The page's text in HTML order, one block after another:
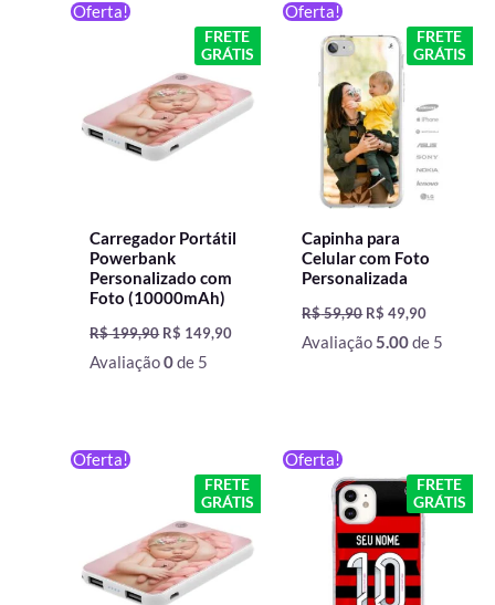
Oferta!
FRETE
GRÁTIS
Carregador Portátil
Powerbank
Personalizado com
Foto (10000mAh)
R$199,90
preço
original
R$ 199,90.
R$ 149,90
preço
atual
é:
Avaliação0de 5
Oferta!
FRETE
GRÁTIS
Capinha para
Celular com Foto
Personalizada
R$59,90
original
era:
R$ 59,90.
R$ 49,90
preço
atual
é:
Avaliação5.00de 5
Oferta!
FRETE
GRÁTIS
preço
original
R$ 199,90.
preço
atual
é:
Oferta!
FRETE
GRÁTIS
original
era:
R$ 59,90.
preço
atual
é: